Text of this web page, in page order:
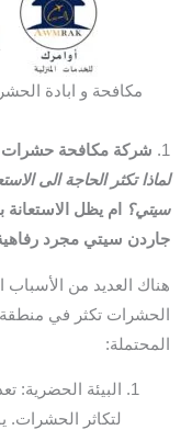
مكافحة و ابادة
1.
شركة مكافحة
لماذا تكثر الحاجة الى
سيتي؟
ام يظل
جاردن سيتي مجرد
هناك العديد من
الحشرات تكثر في
المحتملة:
البيئة الحضرية:
لتكاثر الحشرات.